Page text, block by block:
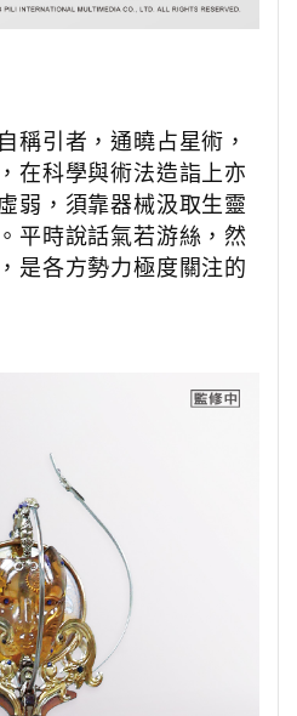
稱引者，通曉占星術，
在科學與術法造詣上亦
弱，須靠器械汲取生靈
平時說話氣若游絲，然
是各方勢力極度關注的